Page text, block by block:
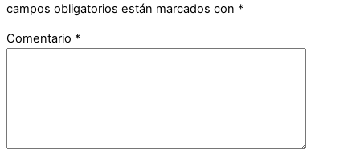
campos obligatorios están marcados con *
Comentario *